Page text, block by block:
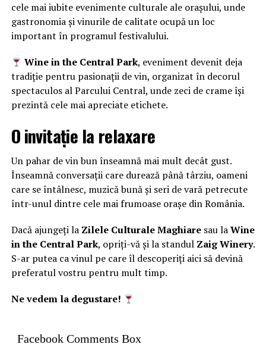
cele mai iubite evenimente culturale ale orașului, unde
gastronomia și vinurile de calitate ocupă un loc
important în programul festivalului.
Wine in the Central Park, eveniment devenit deja
tradiție pentru pasionații de vin, organizat în decorul
spectaculos al Parcului Central, unde zeci de crame își
prezintă cele mai apreciate etichete.
O invitație la relaxare
Un pahar de vin bun înseamnă mai mult decât gust.
Înseamnă conversații care durează până târziu, oameni
care se întâlnesc, muzică bună și seri de vară petrecute
într-unul dintre cele mai frumoase orașe din România.
Dacă ajungeți la Zilele Culturale Maghiaresau laWine
in the Central Park, opriți-vă și la standul Zaig Winery.
S-ar putea ca vinul pe care îl descoperiți aici să devină
preferatul vostru pentru mult timp.
Ne vedem la degustare!
Facebook Comments Box